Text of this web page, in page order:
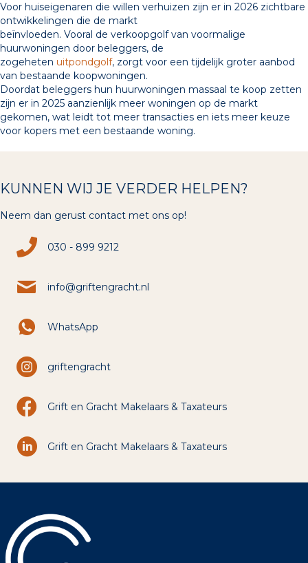
Voor huiseigenaren die willen verhuizen zijn er in 2026 zichtbare
ontwikkelingen die de markt
beïnvloeden. Vooral de verkoopgolf van voormalige
huurwoningen door beleggers, de
zogeheten uitpondgolf, zorgt voor een tijdelijk groter aanbod
van bestaande koopwoningen.
Doordat beleggers hun huurwoningen massaal te koop zetten
zijn er in 2025 aanzienlijk meer woningen op de markt
gekomen, wat leidt tot meer transacties en iets meer keuze
voor kopers met een bestaande woning.
KUNNEN WIJ JE VERDER HELPEN?
Neem dan gerust contact met ons op!
030 - 899 9212
info@griftengracht.nl
WhatsApp
griftengracht
Grift en Gracht Makelaars & Taxateurs
Grift en Gracht Makelaars & Taxateurs